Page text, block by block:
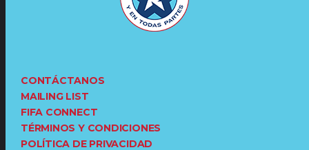
CONTÁCTANOS
MAILING LIST
FIFA CONNECT
TÉRMINOS Y CONDICIONES
POLÍTICA DE PRIVACIDAD